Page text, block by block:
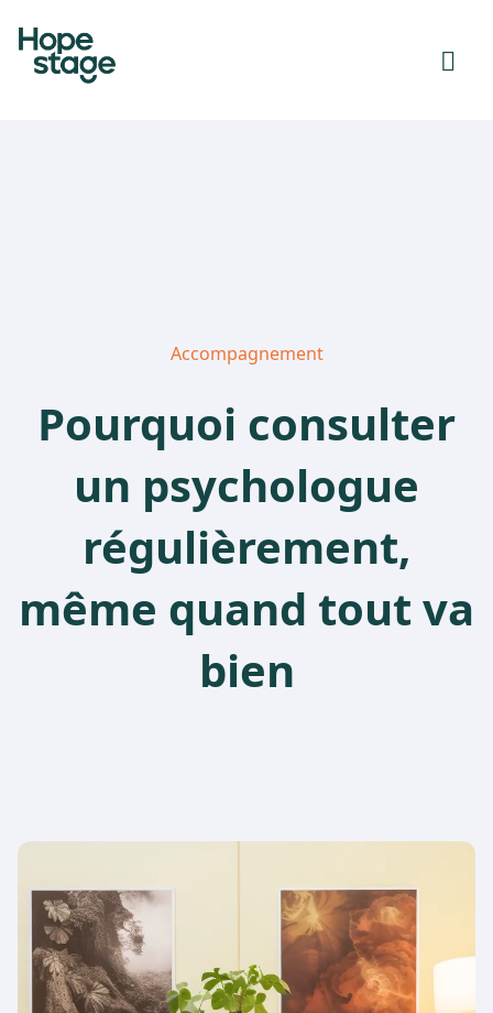
Accompagnement
Pourquoi consulter
un psychologue
régulièrement,
même quand tout va
bien